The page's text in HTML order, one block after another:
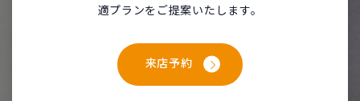
適プランをご提案いたします。
来店予約